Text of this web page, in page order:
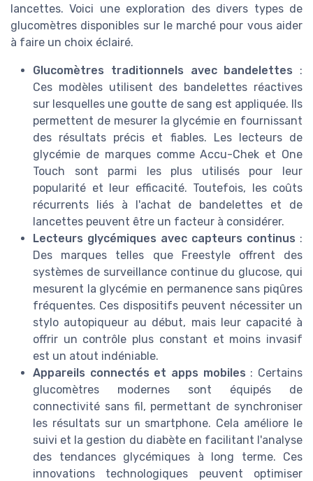
lancettes. Voici une exploration des divers types de
glucomètres disponibles sur le marché pour vous aider
à faire un choix éclairé.
Glucomètres traditionnels avec bandelettes :
Ces modèles utilisent des bandelettes réactives
sur lesquelles une goutte de sang est appliquée. Ils
permettent de mesurer la glycémie en fournissant
des résultats précis et fiables. Les lecteurs de
glycémie de marques comme Accu-Chek et One
Touch sont parmi les plus utilisés pour leur
popularité et leur efficacité. Toutefois, les coûts
récurrents liés à l'achat de bandelettes et de
lancettes peuvent être un facteur à considérer.
Lecteurs glycémiques avec capteurs continus :
Des marques telles que Freestyle offrent des
systèmes de surveillance continue du glucose, qui
mesurent la glycémie en permanence sans piqûres
fréquentes. Ces dispositifs peuvent nécessiter un
stylo autopiqueur au début, mais leur capacité à
offrir un contrôle plus constant et moins invasif
est un atout indéniable.
Appareils connectés et apps mobiles : Certains
glucomètres modernes sont équipés de
connectivité sans fil, permettant de synchroniser
les résultats sur un smartphone. Cela améliore le
suivi et la gestion du diabète en facilitant l'analyse
des tendances glycémiques à long terme. Ces
innovations technologiques peuvent optimiser